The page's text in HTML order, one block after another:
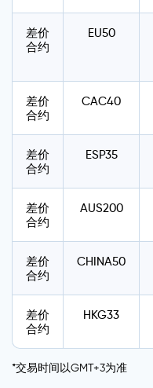
差价
合约
EU50
差价
合约
CAC40
差价
合约
ESP35
差价
合约
AUS200
差价
合约
CHINA50
差价
合约
HKG33
*交易时间以GMT+3为准